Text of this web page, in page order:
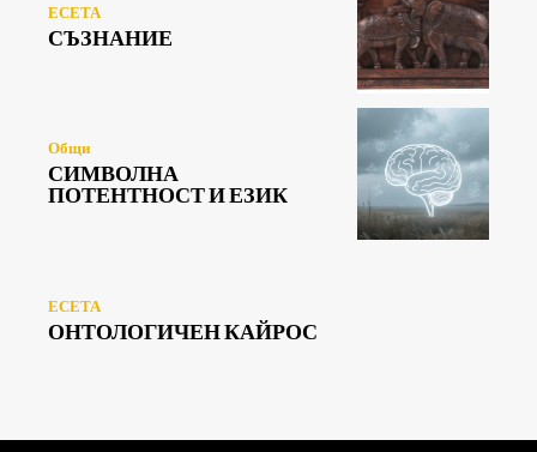
ЕСЕТА
СЪЗНАНИЕ
Общи
СИМВОЛНА
ПОТЕНТНОСТ И ЕЗИК
ЕСЕТА
ОНТОЛОГИЧЕН КАЙРОС